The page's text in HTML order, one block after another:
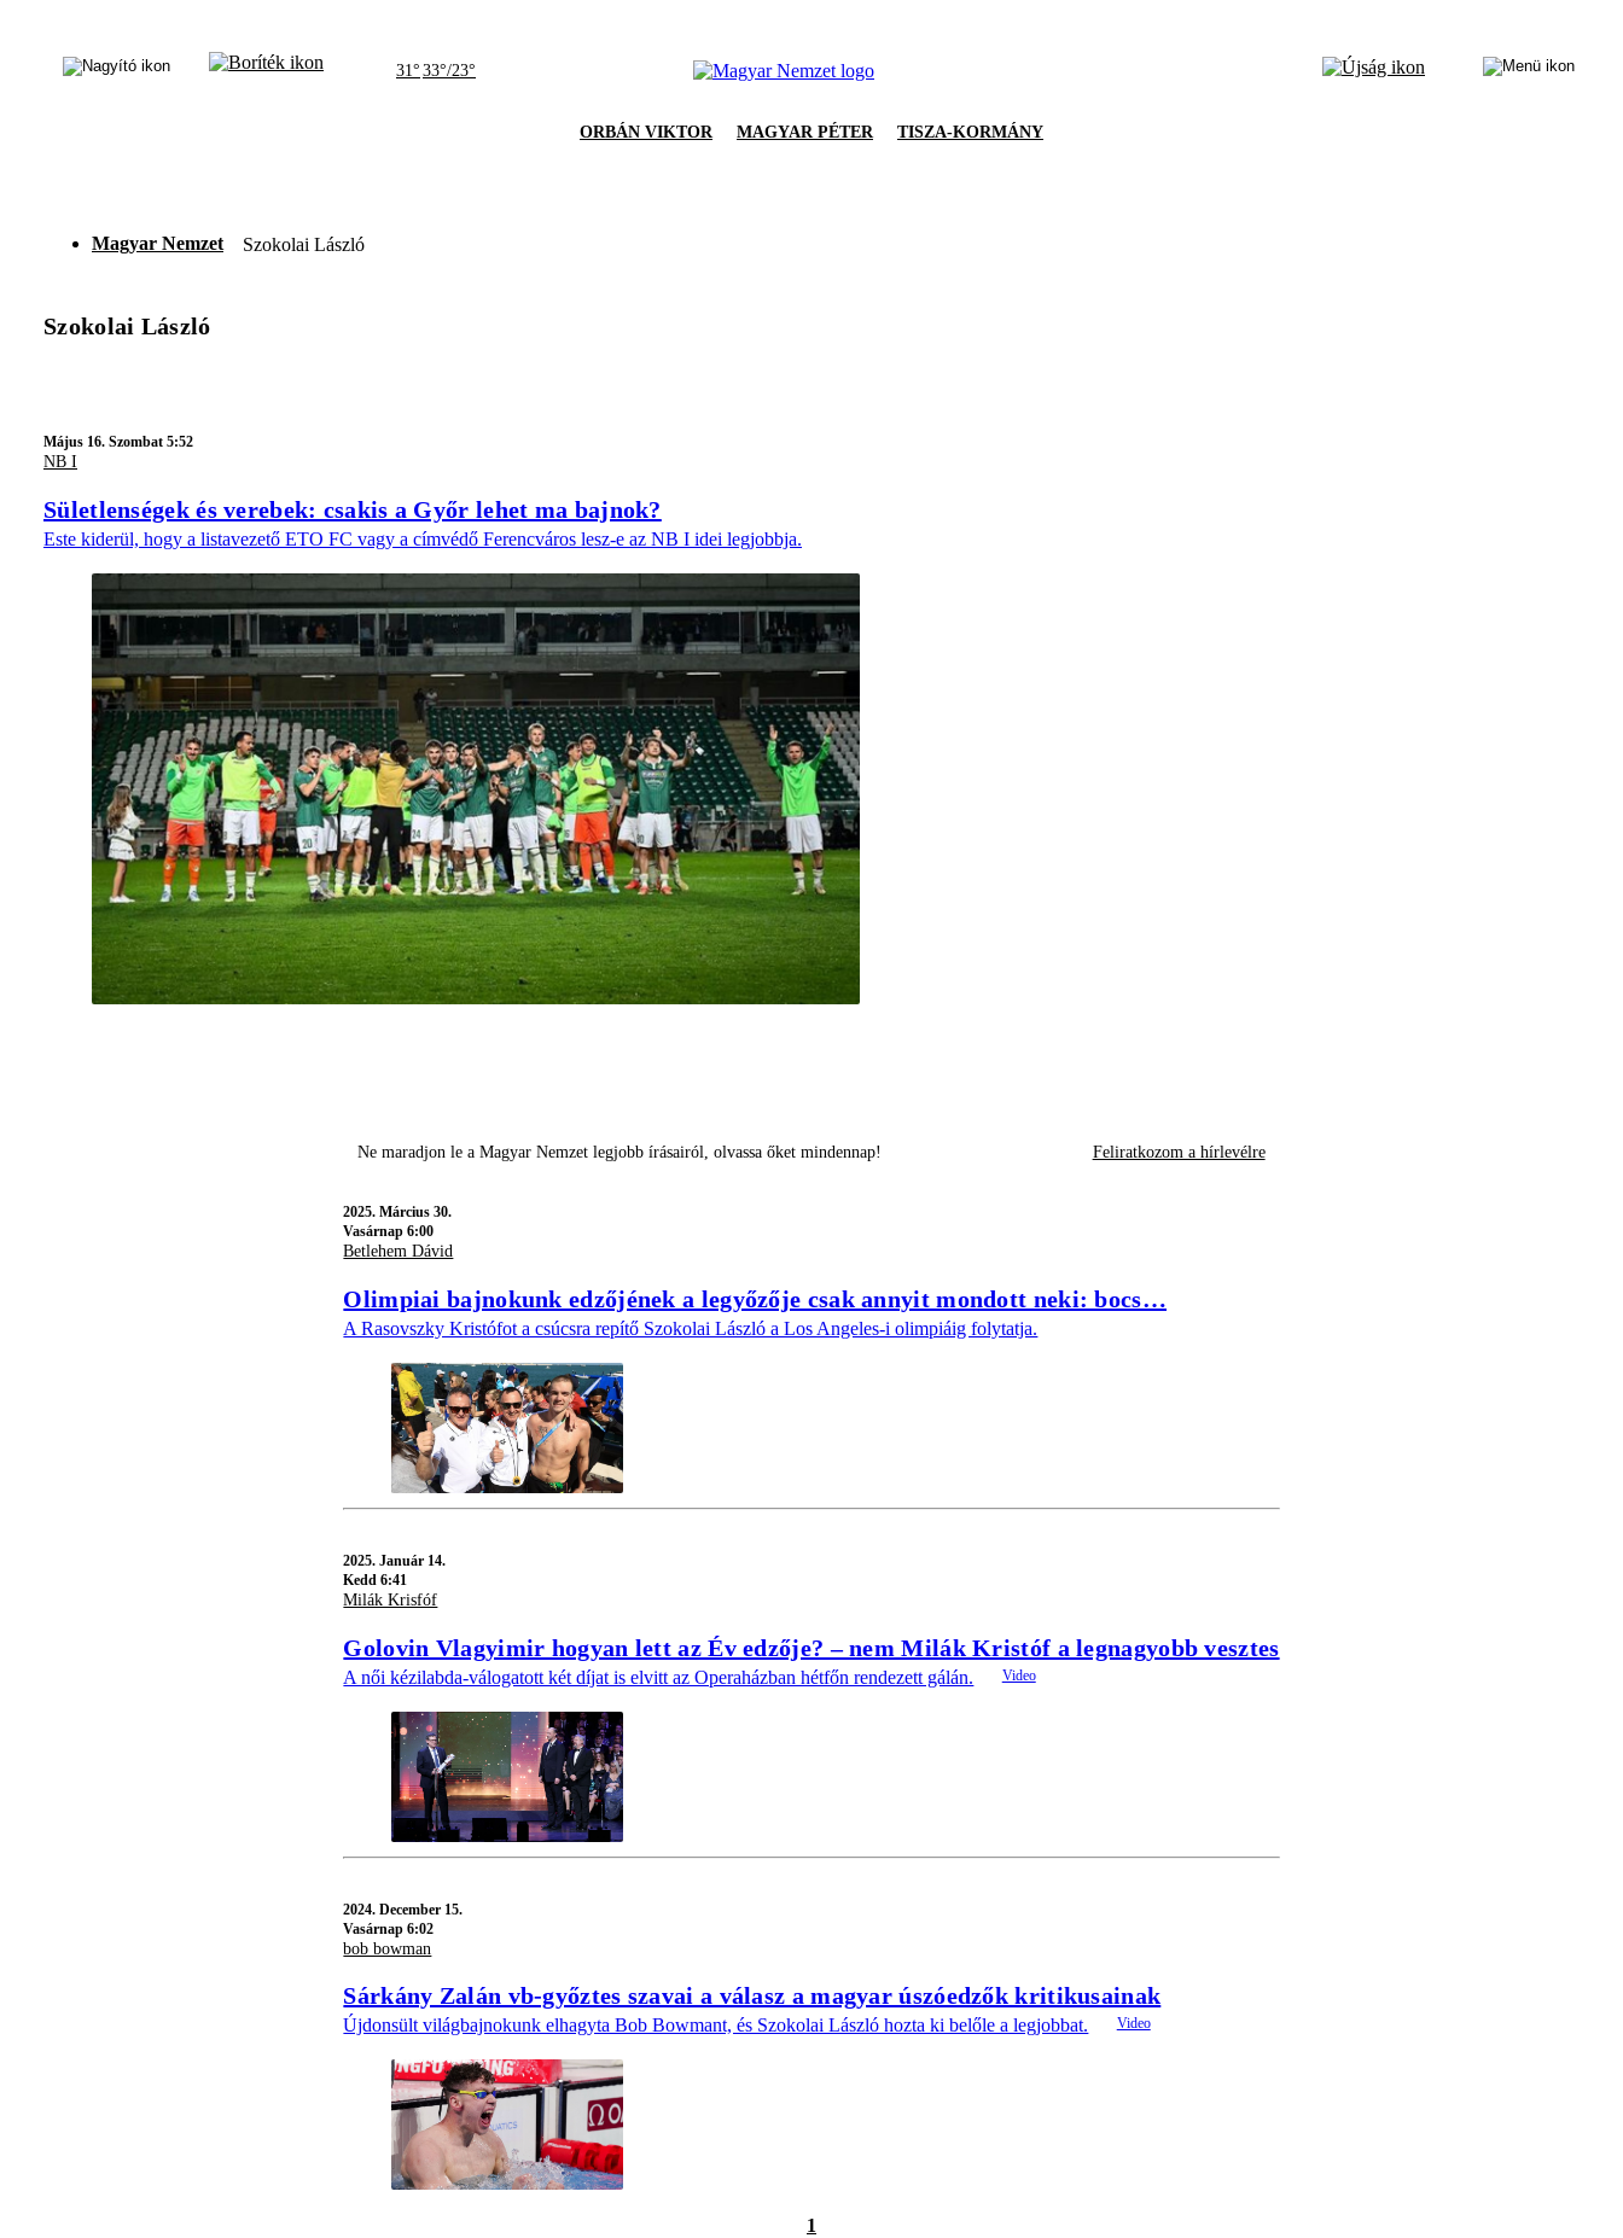
31° 33°/23°
ORBÁN VIKTOR MAGYAR PÉTER TISZA-KORMÁNY
Magyar Nemzet Szokolai László
Szokolai László
Május 16. Szombat 5:52
NB I
Sületlenségek és verebek: csakis a Győr lehet ma bajnok?
Este kiderül, hogy a listavezető ETO FC vagy a címvédő Ferencváros lesz-e az NB I idei legjobbja.
Ne maradjon le a Magyar Nemzet legjobb írásairól, olvassa őket mindennap! Feliratkozom a hírlevélre
2025.Március 30.
Vasárnap 6:00
Betlehem Dávid
Olimpiai bajnokunk edzőjének a legyőzője csak annyit mondott neki: bocs…
A Rasovszky Kristófot a csúcsra repítő Szokolai László a Los Angeles-i olimpiáig folytatja.
2025.Január 14.
Kedd 6:41
Milák Krisfóf
Golovin Vlagyimir hogyan lett az Év edzője? – nem Milák Kristóf a legnagyobb vesztes
A női kézilabda-válogatott két díjat is elvitt az Operaházban hétfőn rendezett gálán.
2024.December 15.
Vasárnap 6:02
bob bowman
Sárkány Zalán vb-győztes szavai a válasz a magyar úszóedzők kritikusainak
Újdonsült világbajnokunk elhagyta Bob Bowmant, és Szokolai László hozta ki belőle a legjobbat.
1